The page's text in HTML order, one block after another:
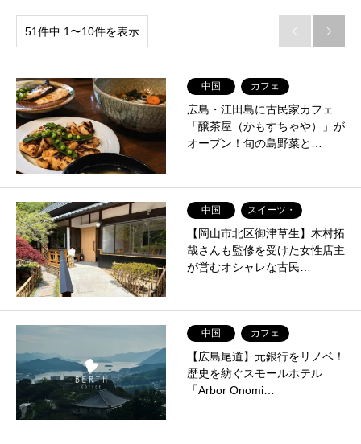
51件中 1〜10件を表示  
中国 カフェ
広島・江田島に古民家カフェ
「醸茶屋（かもすちゃや）」が
オープン！旬の島野菜と…
中国 スイーツ・
【岡山市北区御津草生】木村拓
哉さんも監修を受けた女性店主
が営むオシャレな古民…
中国 カフェ
【広島尾道】元銀行をリノベ！
歴史を紡ぐスモールホテル
「Arbor Onomi…